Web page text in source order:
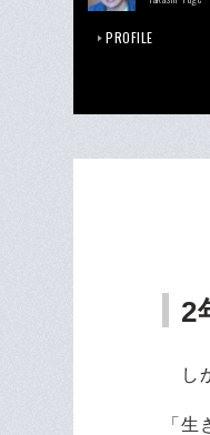
PROFILE
2
し
「